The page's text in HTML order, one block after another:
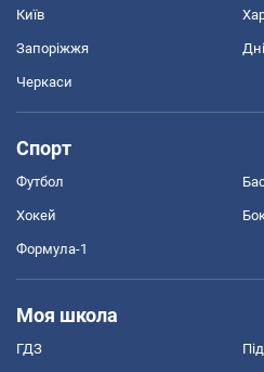
Київ
Запоріжжя
Черкаси
Спорт
Футбол
Хокей
Формула-1
Моя школа
ГДЗ